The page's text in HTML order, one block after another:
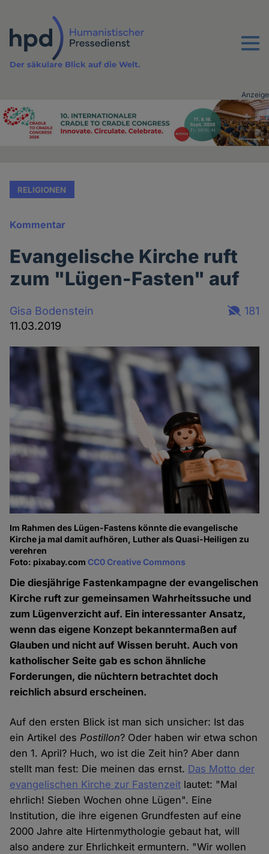
Inhalt
Menu
Der säkulare Blick auf die Welt.
Advertising
Anzeige
RELIGIONEN
Kommentar
Evangelische Kirche ruft
zum "Lügen-Fasten" auf
Gisa Bodenstein
11.03.2019
181
Im Rahmen des Lügen-Fastens könnte die evangelische
Kirche ja mal damit aufhören, Luther als Quasi-Heiligen zu
verehren
Foto: pixabay.comCC0 Creative Commons
Die diesjährige Fastenkampagne der evangelischen
Kirche ruft zur gemeinsamen Wahrheitssuche und
zum Lügenverzicht auf. Ein interessanter Ansatz,
wenn das eigene Konzept bekanntermaßen auf
Glauben und nicht auf Wissen beruht. Auch von
katholischer Seite gab es schon ähnliche
Forderungen, die nüchtern betrachtet doch
reichlich absurd erscheinen.
Auf den ersten Blick ist man sich unsicher: Ist das
ein Artikel desPostillon? Oder haben wir etwa schon
den 1. April? Huch, wo ist die Zeit hin? Aber dann
stellt man fest: Die meinen das ernst. Das Motto der
evangelischen Kirche zur Fastenzeit lautet: "Mal
ehrlich! Sieben Wochen ohne Lügen". Eine
Institution, die ihre eigenen Grundfesten auf eine
2000 Jahre alte Hirtenmythologie gebaut hat, will
also andere zur Ehrlichkeit ermuntern. "Wir wollen